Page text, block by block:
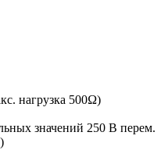
нагрузка 500Ω)
значений 250 В перем.